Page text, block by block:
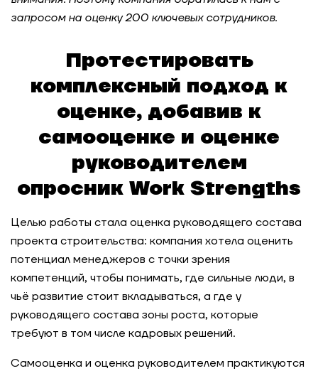
Ассессмент-центр для сотрудников
Разработка модели ценностей, компетенций и
инструментов оценки для технологической
Оптимизация оргструктуры
при масштабировании компании
Оценка топ-команды сельскохозяйственного
повысил эффективность сервисной функции
внутренних переходов
Как экосистема МТС разработала гибридную
запросом на оценку 200 ключевых сотрудников.
Протестировать
комплексный подход к
оценке, добавив к
самооценке и оценке
руководителем
опросник Work Strengths
Целью работы стала оценка руководящего состава
проекта строительства: компания хотела оценить
потенциал менеджеров с точки зрения
компетенций, чтобы понимать, где сильные люди, в
чьё развитие стоит вкладываться, а где у
руководящего состава зоны роста, которые
требуют в том числе кадровых решений.
Самооценка и оценка руководителем практикуются